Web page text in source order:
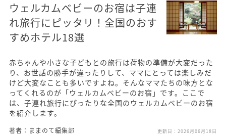
ウェルカムベビーのお宿は子連
れ旅行にピッタリ！全国のおす
すめホテル18選
赤ちゃんや小さな子どもとの旅行は荷物の準備が大変だった
り、お世話の勝手が違ったりして、ママにとっては楽しみだ
けど大変なことも多いですよね。そんなママたちの味方とな
ってくれるのが「ウェルカムベビーのお宿」です。ここで
は、子連れ旅行にぴったりな全国のウェルカムベビーのお宿
を紹介します。
著者：ままのて編集部 更新日： 2026月06月18日